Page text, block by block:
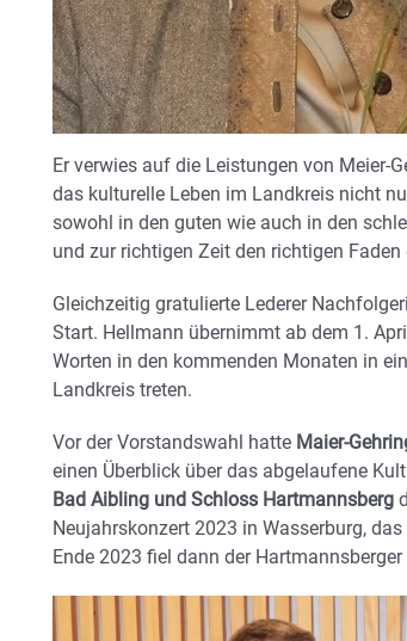
Er verwies auf die Leistungen von Meier-
das kulturelle Leben im Landkreis nicht
sowohl in den guten wie auch in den
und zur richtigen Zeit den richtigen Faden
Gleichzeitig gratulierte Lederer
Start. Hellmann übernimmt ab dem 1.
Worten in den kommenden Monaten in
Landkreis treten.
Vor der Vorstandswahl hatte Maier-
einen Überblick über das abgelaufene
Bad Aibling und Schloss Hartmannsberg
Neujahrskonzert 2023 in Wasserburg,
Ende 2023 fiel dann der